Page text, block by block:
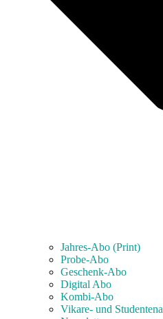
Jahres-Abo (Print)
Probe-Abo
Geschenk-Abo
Digital Abo
Kombi-Abo
Vikare- und